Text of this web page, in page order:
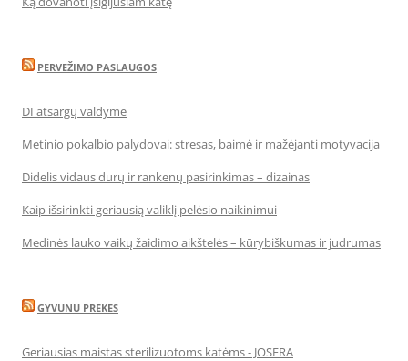
PERVEŽIMO PASLAUGOS
DI atsargų valdyme
Metinio pokalbio palydovai: stresas, baimė ir mažėjanti motyvacija
Didelis vidaus durų ir rankenų pasirinkimas – dizainas
Kaip išsirinkti geriausią valiklį pelėsio naikinimui
Medinės lauko vaikų žaidimo aikštelės – kūrybiškumas ir judrumas
GYVUNU PREKES
Geriausias maistas sterilizuotoms katėms - JOSERA